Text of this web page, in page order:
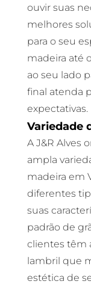
ouvir suas
melhores
para o seu
madeira até
ao seu lado
final atenda
expectativas.
Variedade
A J&R Alves
ampla
madeira em
diferentes
suas
padrão de
clientes têm
lambril que
estética de